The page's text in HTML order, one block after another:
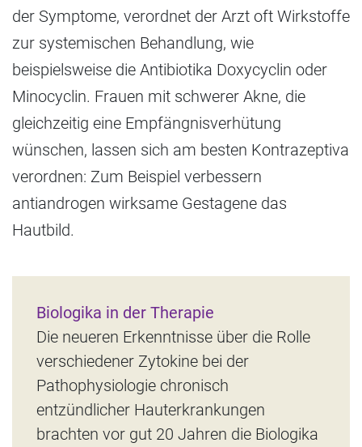
der Symptome, verordnet der Arzt oft Wirkstoffe
zur systemischen Behandlung, wie
beispielsweise die Antibiotika Doxycyclin oder
Minocyclin. Frauen mit schwerer Akne, die
gleichzeitig eine Empfängnisverhütung
wünschen, lassen sich am besten Kontrazeptiva
verordnen: Zum Beispiel verbessern
antiandrogen wirksame Gestagene das
Hautbild.
Biologika in der Therapie
Die neueren Erkenntnisse über die Rolle
verschiedener Zytokine bei der
Pathophysiologie chronisch
entzündlicher Hauterkrankungen
brachten vor gut 20 Jahren die Biologika